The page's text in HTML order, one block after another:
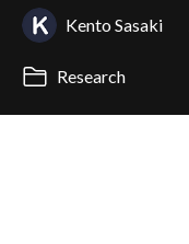
Kento Sasaki
Research